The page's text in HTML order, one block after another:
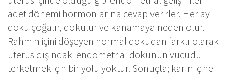
adet dönemi hormonlarına cevap verirler. Her ay
doku çoğalır, dökülür ve kanamaya neden olur.
Rahmin içini döşeyen normal dokudan farklı olarak
uterus dışındaki endometrial dokunun vücudu
terketmek için bir yolu yoktur. Sonuçta; karın içine